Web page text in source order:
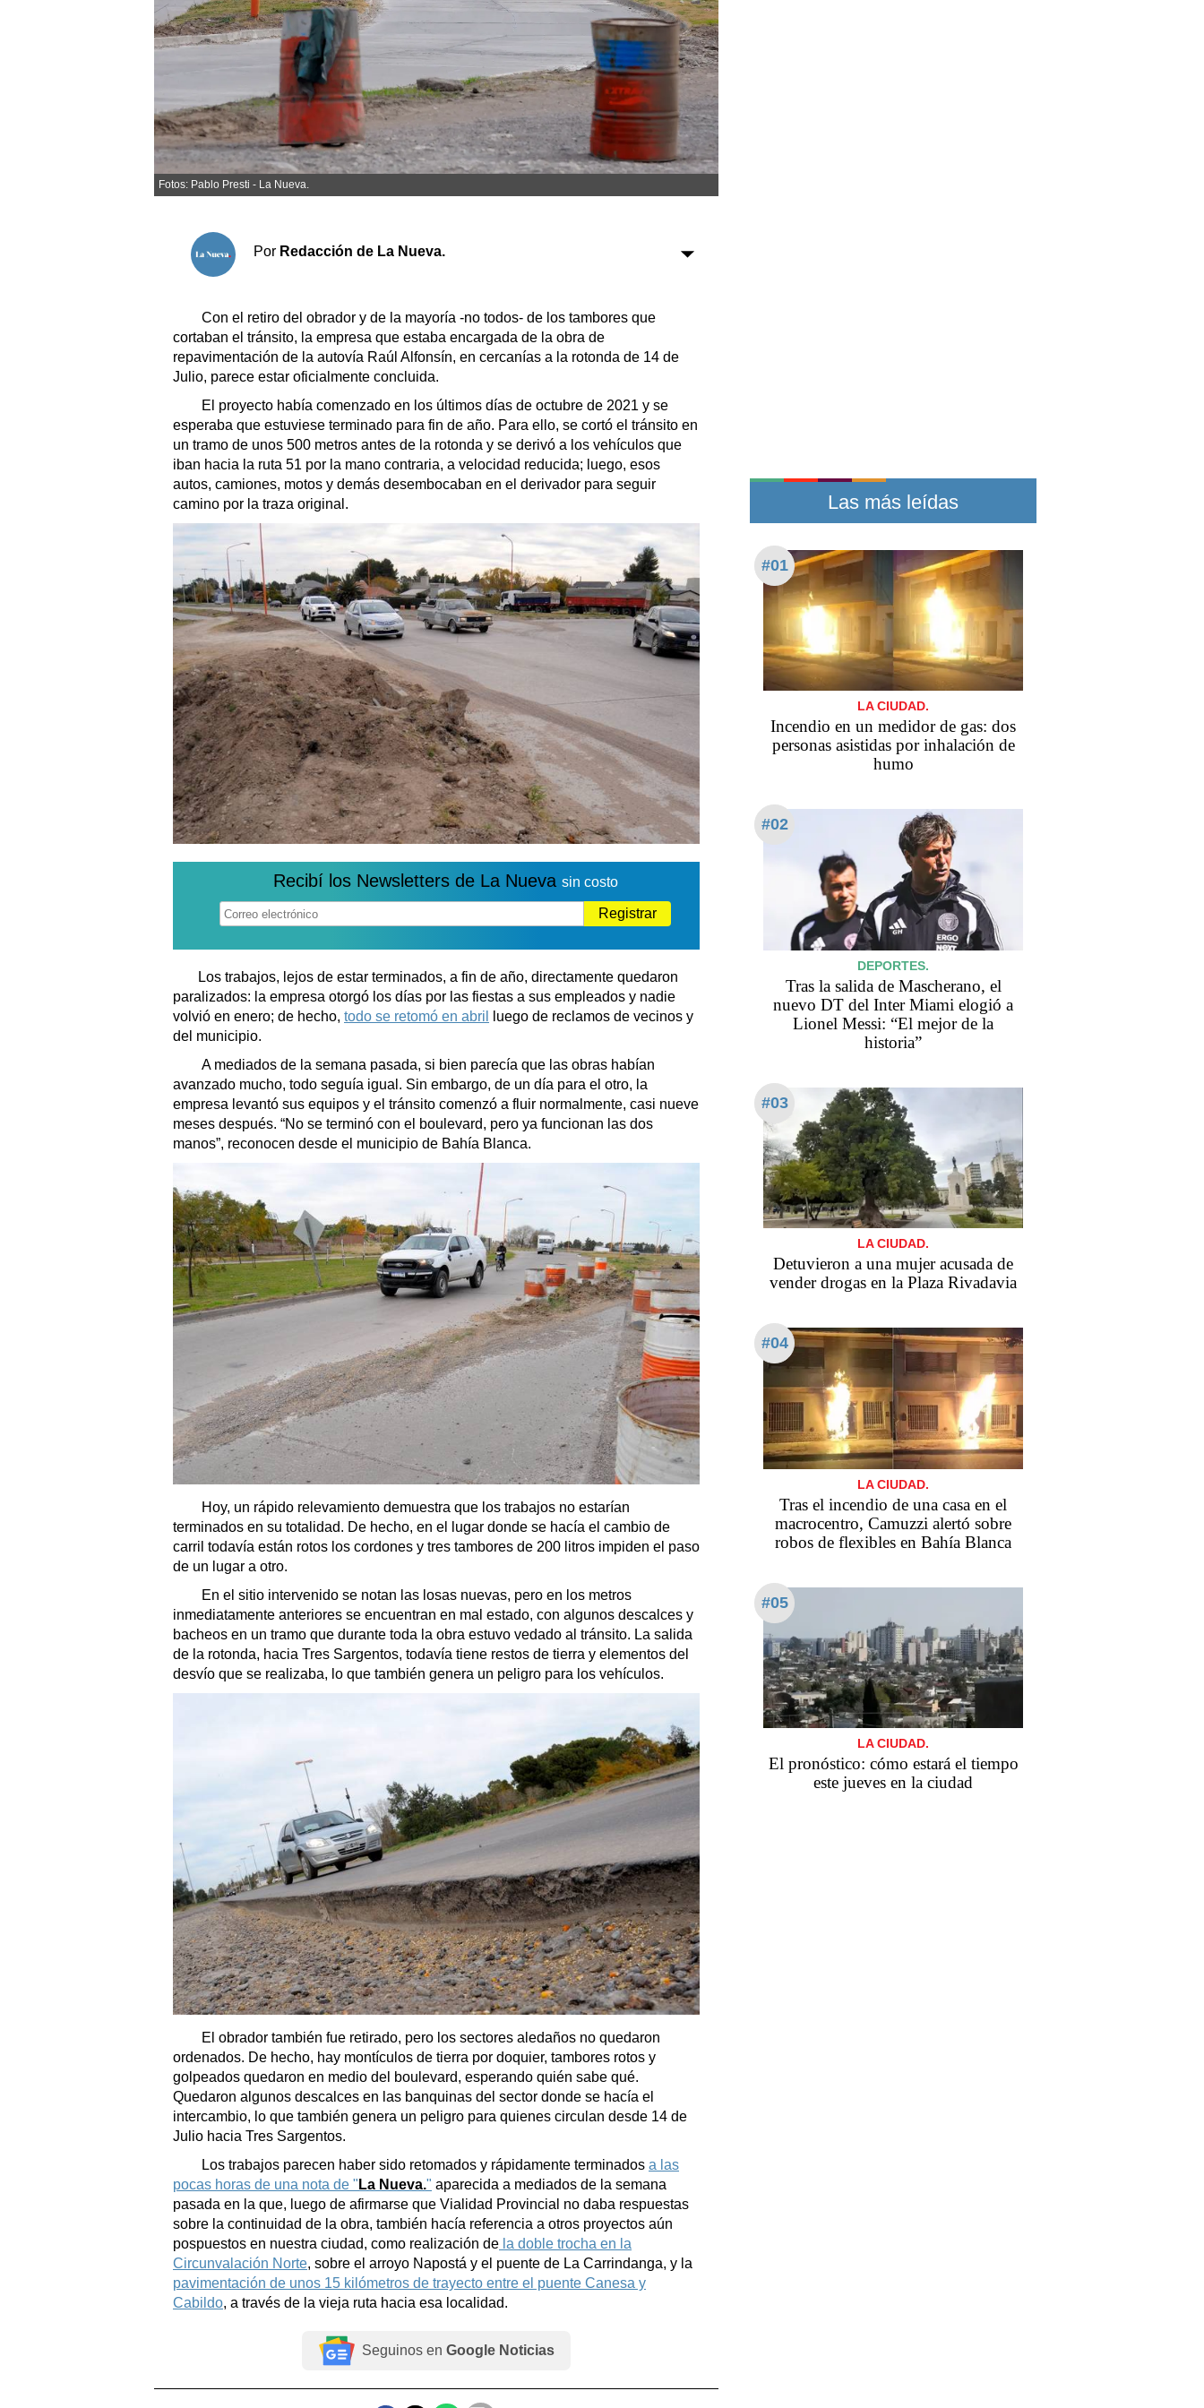
Sociedad y tiempo libre
Tecnología
Turismo
Salud
Es viral
El tiempo
Cartón Lleno
Fúnebres
Horóscopo
Suplementos
Transportes
Loterías
Datos Útiles
Edictos
Teléfonos de urgencia
Fotos: Pablo Presti - La Nueva.
Por Redacción de La Nueva.
Con el retiro del obrador y de la mayoría -no todos- de los tambores que
cortaban el tránsito, la empresa que estaba encargada de la obra de
repavimentación de la autovía Raúl Alfonsín, en cercanías a la rotonda de 14 de
Julio, parece estar oficialmente concluida.
El proyecto había comenzado en los últimos días de octubre de 2021 y se
esperaba que estuviese terminado para fin de año. Para ello, se cortó el tránsito en
un tramo de unos 500 metros antes de la rotonda y se derivó a los vehículos que
iban hacia la ruta 51 por la mano contraria, a velocidad reducida; luego, esos
autos, camiones, motos y demás desembocaban en el derivador para seguir
camino por la traza original.
Recibí los Newsletters de La Nueva sin costo
Registrar
Los trabajos, lejos de estar terminados, a fin de año, directamente quedaron
paralizados: la empresa otorgó los días por las fiestas a sus empleados y nadie
volvió en enero; de hecho, todo se retomó en abril
luego de reclamos de vecinos y
del municipio.
A mediados de la semana pasada, si bien parecía que las obras habían
avanzado mucho, todo seguía igual. Sin embargo, de un día para el otro, la
empresa levantó sus equipos y el tránsito comenzó a fluir normalmente, casi nueve
meses después. “No se terminó con el boulevard, pero ya funcionan las dos
manos”, reconocen desde el municipio de Bahía Blanca.
Hoy, un rápido relevamiento demuestra que los trabajos no estarían
terminados en su totalidad. De hecho, en el lugar donde se hacía el cambio de
carril todavía están rotos los cordones y tres tambores de 200 litros impiden el paso
de un lugar a otro.
En el sitio intervenido se notan las losas nuevas, pero en los metros
inmediatamente anteriores se encuentran en mal estado, con algunos descalces y
bacheos en un tramo que durante toda la obra estuvo vedado al tránsito. La salida
de la rotonda, hacia Tres Sargentos, todavía tiene restos de tierra y elementos del
desvío que se realizaba, lo que también genera un peligro para los vehículos.
El obrador también fue retirado, pero los sectores aledaños no quedaron
ordenados. De hecho, hay montículos de tierra por doquier, tambores rotos y
golpeados quedaron en medio del boulevard, esperando quién sabe qué.
Quedaron algunos descalces en las banquinas del sector donde se hacía el
intercambio, lo que también genera un peligro para quienes circulan desde 14 de
Julio hacia Tres Sargentos.
Los trabajos parecen haber sido retomados y rápidamente terminados a las
pocas horas de una nota de " La Nueva." aparecida a mediados de la semana
pasada en la que, luego de afirmarse que Vialidad Provincial no daba respuestas
sobre la continuidad de la obra, también hacía referencia a otros proyectos aún
pospuestos en nuestra ciudad, como realización de la doble trocha en la
Circunvalación Norte, sobre el arroyo Napostá y el puente de La Carrindanga, y la
pavimentación de unos 15 kilómetros de trayecto entre el puente Canesa y
Cabildo, a través de la vieja ruta hacia esa localidad.
Seguinos en Google Noticias
Las más leídas
#01
LA CIUDAD.
Incendio en un medidor de gas: dos
personas asistidas por inhalación de
humo
#02
DEPORTES.
Tras la salida de Mascherano, el
nuevo DT del Inter Miami elogió a
Lionel Messi: “El mejor de la
historia”
#03
LA CIUDAD.
Detuvieron a una mujer acusada de
vender drogas en la Plaza Rivadavia
#04
LA CIUDAD.
Tras el incendio de una casa en el
macrocentro, Camuzzi alertó sobre
robos de flexibles en Bahía Blanca
#05
LA CIUDAD.
El pronóstico: cómo estará el tiempo
este jueves en la ciudad